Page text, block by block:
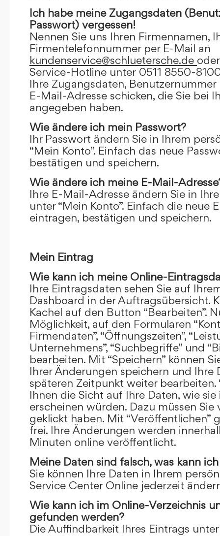
Ich habe meine Zugangsdaten
Passwort) vergessen!
Nennen Sie uns Ihren Firmennamen,
Firmentelefonnummer per E-Mail an
kundenservice@schluetersche.de
Service-Hotline unter 0511 8550-
Ihre Zugangsdaten,
E-Mail-Adresse schicken, die Sie bei
angegeben haben.
Wie ändere ich mein Passwort?
Ihr Passwort ändern Sie in Ihrem
“Mein Konto”. Einfach das neue
bestätigen und speichern.
Wie ändere ich meine E-Mail-
Ihre E-Mail-Adresse ändern Sie in
unter “Mein Konto”. Einfach die neue
eintragen, bestätigen und speichern.
Mein Eintrag
Wie kann ich meine Online-
Ihre Eintragsdaten sehen Sie auf
Dashboard in der Auftragsübersicht.
Kachel auf den Button “Bearbeiten”.
Möglichkeit, auf den Formularen
Firmendaten”, “Öffnungszeiten”,
Unternehmens”, “Suchbegriffe” und
bearbeiten. Mit “Speichern” können
Ihrer Änderungen speichern und Ihre
späteren Zeitpunkt weiter bearbeiten.
Ihnen die Sicht auf Ihre Daten, wie
erscheinen würden. Dazu müssen Sie
geklickt haben. Mit “Veröffentlichen”
frei. Ihre Änderungen werden
Minuten online veröffentlicht.
Meine Daten sind falsch, was kann
Sie können Ihre Daten in Ihrem
Service Center Online jederzeit
Wie kann ich im Online-Verzeichnis
gefunden werden?
Die Auffindbarkeit Ihres Eintrags